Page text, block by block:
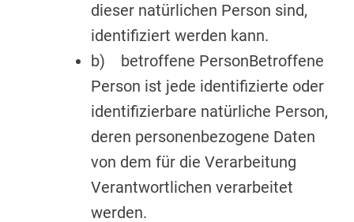
dieser natürlichen Person sind,
identifiziert werden kann.
b) betroffene PersonBetroffene
Person ist jede identifizierte oder
identifizierbare natürliche Person,
deren personenbezogene Daten
von dem für die Verarbeitung
Verantwortlichen verarbeitet
werden.